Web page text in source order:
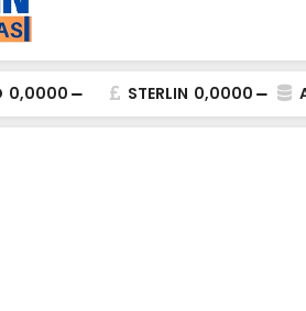
0,0000 STERLIN 0,0000